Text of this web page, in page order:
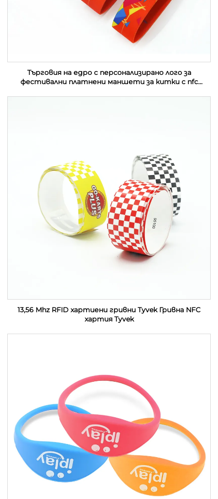
Търговия на едро с персонализирано лого за
фестивални платнени маншети за китки с nfc
13,56 Mhz RFID хартиени гривни Tyvek Гривна NFC
хартия Tyvek